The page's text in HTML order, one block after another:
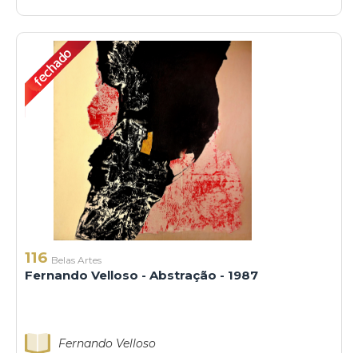
116 Belas Artes
Fernando Velloso - Abstração - 1987
Fernando Velloso